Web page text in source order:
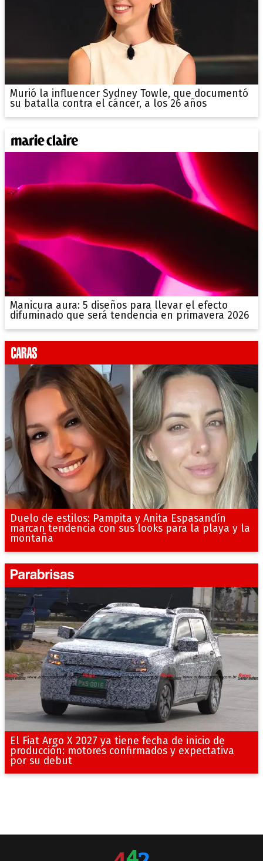
Murió la influencer Sydney Towle, que documentó
su batalla contra el cáncer, a los 26 años
Manicura aura: 5 diseños para llevar el efecto
difuminado que será tendencia en primavera 2026
Duelo de estilos: Pampita y Anita Espasandín
marcan tendencia con sus looks para la playa y la
montaña
El Fiat Argo X 2027 ya tiene fecha de inicio de
producción: motores confirmados y expectativa
por su debut